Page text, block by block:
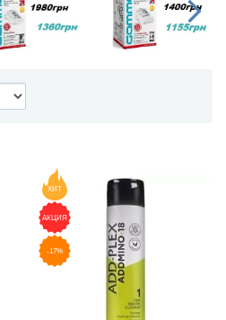
ХИТ
АКЦИЯ
-17%